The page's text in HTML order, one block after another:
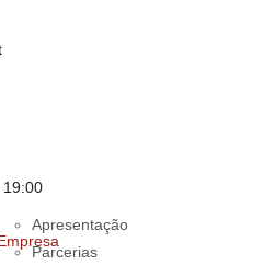
19:00
Apresentação
Parcerias